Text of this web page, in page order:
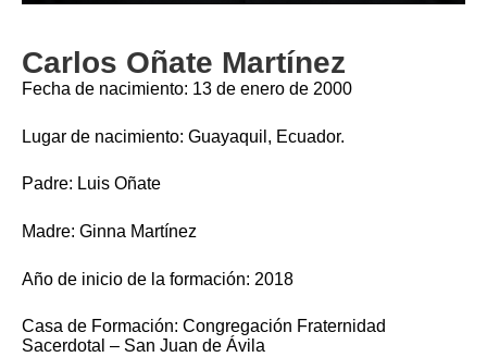
Carlos Oñate Martínez
Fecha de nacimiento: 13 de enero de 2000
Lugar de nacimiento: Guayaquil, Ecuador.
Padre: Luis Oñate
Madre: Ginna Martínez
Año de inicio de la formación: 2018
Casa de Formación: Congregación Fraternidad
Sacerdotal – San Juan de Ávila